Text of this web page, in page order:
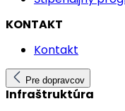
KONTAKT
Kontakt
Pre dopravcov
Infraštruktúra